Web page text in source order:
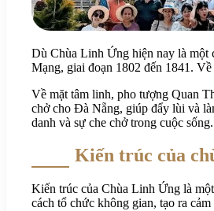
Dù Chùa Linh Ứng hiện nay là một
Mạng, giai đoạn 1802 đến 1841.
Về mặt tâm linh, pho tượng Quan
chở cho Đà Nẵng, giúp đẩy lùi và
danh và sự che chở trong cuộc sống.
Kiến trúc của
Kiến trúc của Chùa Linh Ứng là
cách tổ chức không gian, tạo ra